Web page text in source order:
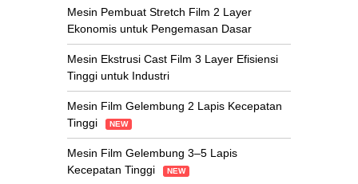
Mesin Pembuat Stretch Film 2 Layer
Ekonomis untuk Pengemasan Dasar
Mesin Ekstrusi Cast Film 3 Layer Efisiensi
Tinggi untuk Industri
Mesin Film Gelembung 2 Lapis Kecepatan
Tinggi
NEW
Mesin Film Gelembung 3–5 Lapis
Kecepatan Tinggi
NEW